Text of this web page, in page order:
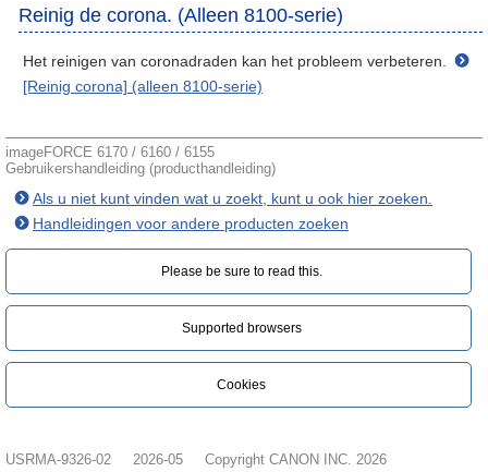
Reinig de corona. (Alleen 8100-serie)
Het reinigen van coronadraden kan het probleem verbeteren.
[Reinig corona] (alleen 8100-serie)
imageFORCE 6170 / 6160 / 6155
Gebruikershandleiding (producthandleiding)
Als u niet kunt vinden wat u zoekt, kunt u ook hier zoeken.
Handleidingen voor andere producten zoeken
Please be sure to read this.‎
Supported browsers
Cookies
USRMA-9326-02 2026-05 Copyright CANON INC. 2026